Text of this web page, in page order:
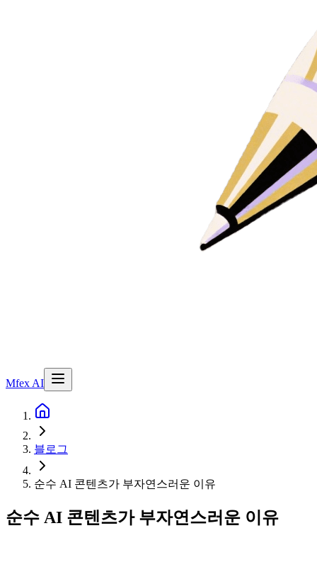
Mfex AI
블로그
순수 AI 콘텐츠가 부자연스러운 이유
순수 AI 콘텐츠가 부자연스러운 이유